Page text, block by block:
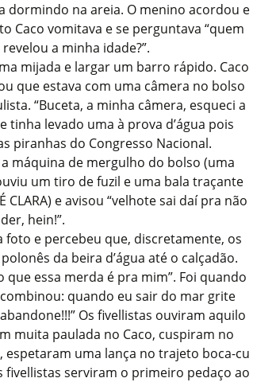
dormindo na areia. O menino acordou e
Caco vomitava e se perguntava “quem
a minha idade?”.
mijada e largar um barro rápido. Caco
que estava com uma câmera no bolso
“Buceta, a minha câmera, esqueci a
tinha levado uma à prova d’água pois
piranhas do Congresso Nacional.
máquina de mergulho do bolso (uma
um tiro de fuzil e uma bala traçante
CLARA) e avisou “velhote sai daí pra não
hein!”.
foto e percebeu que, discretamente, os
da beira d’água até o calçadão.
essa merda é pra mim”. Foi quando
quando eu sair do mar grite
Os fivellistas ouviram aquilo
muita paulada no Caco, cuspiram no
espetaram uma lança no trajeto boca-cu
fivellistas serviram o primeiro pedaço ao